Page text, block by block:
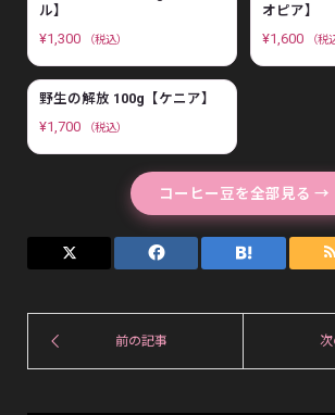
ル】
¥1,300 （税込）
オピア】
¥1,600 （税
野生の解放 100g【ケニア】
¥1,700 （税込）
コーヒー豆を全部見る →